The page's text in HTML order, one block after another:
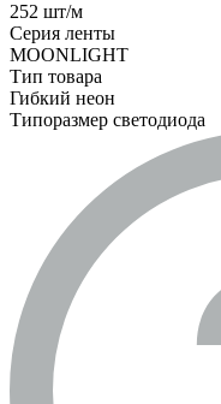
252 шт/м
Серия ленты
MOONLIGHT
Тип товара
Гибкий неон
Типоразмер светодиода